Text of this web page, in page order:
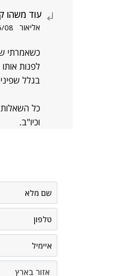
עוד משהו
אליאור 08
כשאמרתי
לפנות
בגלל
כל השאלות
וכיו"ב.